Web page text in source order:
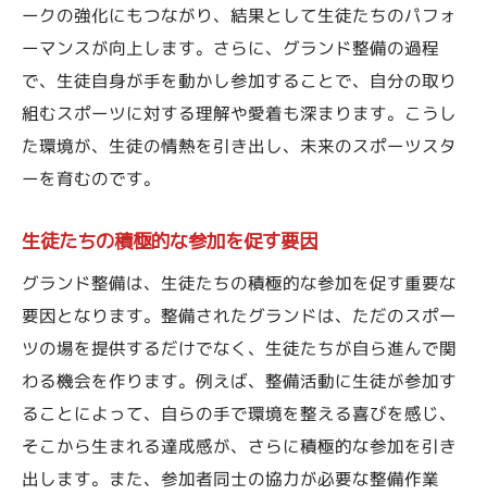
ークの強化にもつながり、結果として生徒たちのパフォ
ーマンスが向上します。さらに、グランド整備の過程
で、生徒自身が手を動かし参加することで、自分の取り
組むスポーツに対する理解や愛着も深まります。こうし
た環境が、生徒の情熱を引き出し、未来のスポーツスタ
ーを育むのです。
生徒たちの積極的な参加を促す要因
グランド整備は、生徒たちの積極的な参加を促す重要な
要因となります。整備されたグランドは、ただのスポー
ツの場を提供するだけでなく、生徒たちが自ら進んで関
わる機会を作ります。例えば、整備活動に生徒が参加す
ることによって、自らの手で環境を整える喜びを感じ、
そこから生まれる達成感が、さらに積極的な参加を引き
出します。また、参加者同士の協力が必要な整備作業